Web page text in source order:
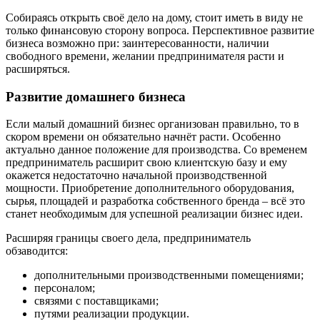
Собираясь открыть своё дело на дому, стоит иметь в виду не
только финансовую сторону вопроса. Перспективное развитие
бизнеса возможно при: заинтересованности, наличии
свободного времени, желании предпринимателя расти и
расширяться.
Развитие домашнего бизнеса
Если малый домашний бизнес организован правильно, то в
скором времени он обязательно начнёт расти. Особенно
актуально данное положение для производства. Со временем
предприниматель расширит свою клиентскую базу и ему
окажется недостаточно начальной производственной
мощности. Приобретение дополнительного оборудования,
сырья, площадей и разработка собственного бренда – всё это
станет необходимым для успешной реализации бизнес идеи.
Расширяя границы своего дела, предприниматель
обзаводится:
дополнительными производственными помещениями;
персоналом;
связями с поставщиками;
путями реализации продукции.